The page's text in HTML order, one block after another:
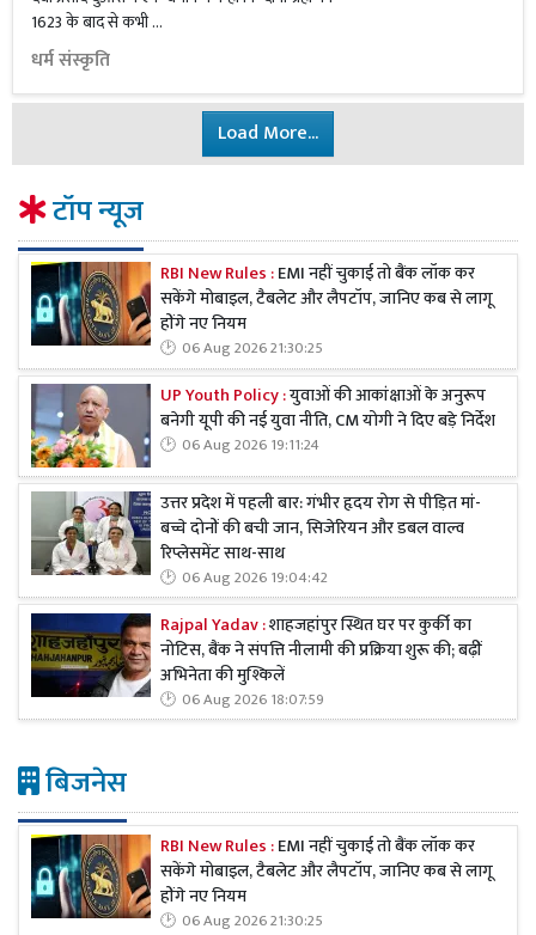
1623 के बाद से कभी …
धर्म संस्कृति
Load More...
टॉप न्यूज
RBI New Rules :EMI नहीं चुकाई तो बैंक लॉक कर
सकेंगे मोबाइल, टैबलेट और लैपटॉप, जानिए कब से लागू
होंगे नए नियम
06 Aug 2026 21:30:25
UP Youth Policy :युवाओं की आकांक्षाओं के अनुरूप
बनेगी यूपी की नई युवा नीति, CM योगी ने दिए बड़े निर्देश
06 Aug 2026 19:11:24
उत्तर प्रदेश में पहली बार: गंभीर हृदय रोग से पीड़ित मां-
बच्चे दोनों की बची जान, सिजेरियन और डबल वाल्व
रिप्लेसमेंट साथ-साथ
06 Aug 2026 19:04:42
Rajpal Yadav :शाहजहांपुर स्थित घर पर कुर्की का
नोटिस, बैंक ने संपत्ति नीलामी की प्रक्रिया शुरू की; बढ़ीं
अभिनेता की मुश्किलें
06 Aug 2026 18:07:59
बिजनेस
RBI New Rules :EMI नहीं चुकाई तो बैंक लॉक कर
सकेंगे मोबाइल, टैबलेट और लैपटॉप, जानिए कब से लागू
होंगे नए नियम
06 Aug 2026 21:30:25